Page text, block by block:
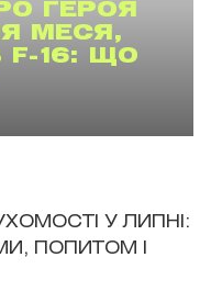
ГЕРОЯ
МЕСЯ,
F-16: ЩО
У ЛИПНІ:
ПОПИТОМ І